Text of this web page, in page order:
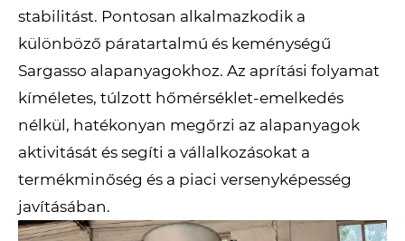
stabilitást. Pontosan alkalmazkodik a
különböző páratartalmú és keménységű
Sargasso alapanyagokhoz. Az aprítási folyamat
kíméletes, túlzott hőmérséklet-emelkedés
nélkül, hatékonyan megőrzi az alapanyagok
aktivitását és segíti a vállalkozásokat a
termékminőség és a piaci versenyképesség
javításában.